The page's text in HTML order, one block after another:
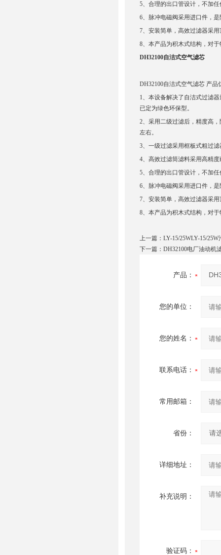
5、合理的出口管设计，不加
6、脉冲电磁阀采用进口件，
7、安装简单，高效过滤器采
8、本产品为积木式结构，对
DH32100自洁式空气滤芯
DH32100自洁式空气滤芯 产品
1、本设备解决了自洁式过滤
已定为绿色环保型。
2、采用二级过滤后，精度高
左右。
3、一级过滤采用框板式粗过
4、高效过滤筒滤料采用高精
5、合理的出口管设计，不加
6、脉冲电磁阀采用进口件，
7、安装简单，高效过滤器采
8、本产品为积木式结构，对
上一篇： LY-15/25WLY-15/
下一篇： DH32100电厂油动机
产品：
您的单位：
您的姓名：
联系电话：
常用邮箱：
省份：
详细地址：
补充说明：
验证码：